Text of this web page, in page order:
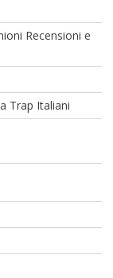
Recensioni e
Trap Italiani